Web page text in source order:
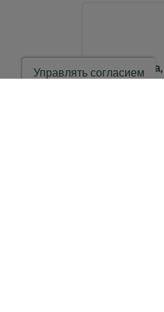
Управлять согласием